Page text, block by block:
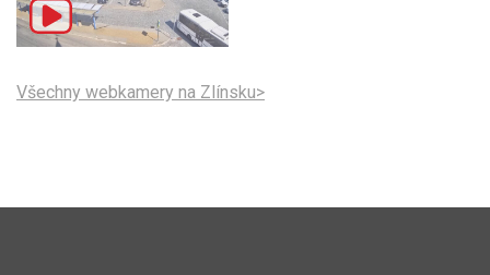
Všechny webkamery na Zlínsku>